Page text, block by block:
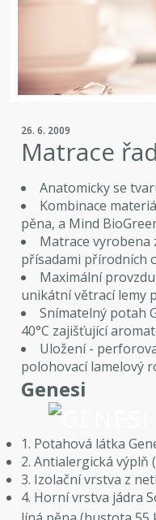
26. 6. 2009
Matrace
Anatomicky se
Kombinace
pěna, a Mind
Matrace vyrobena
přísadami přírodních
Maximální
unikátní větrací lemy
Snímatelný potah
40°C zajišťující
Uložení -
polohovací lamelový
Genesi
1. Potahová látka
2. Antialergická výplň
3. Izolační vrstva z
4. Horní vrstva jádra